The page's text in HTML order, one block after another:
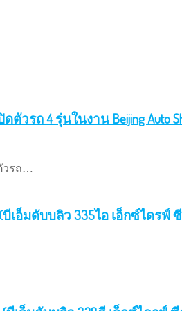
ตัวรถ 4 รุ่นในงาน Beijing Auto
วรถ…
(บีเอ็มดับบลิว 335ไอ เอ็กซ์ไดรฟ์